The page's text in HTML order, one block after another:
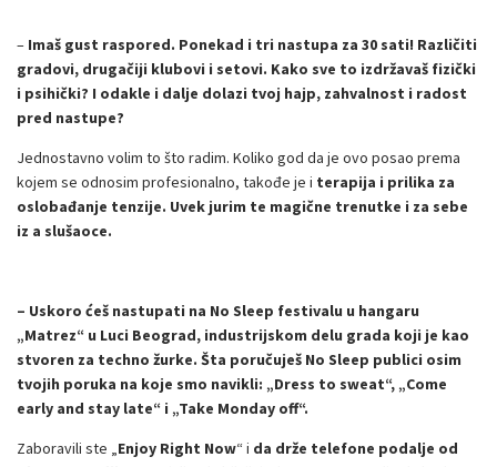
– Imaš gust raspored. Ponekad i tri nastupa za 30 sati! Različiti
gradovi, drugačiji klubovi i setovi. Kako sve to izdržavaš fizički
i psihički? I odakle i dalje dolazi tvoj hajp, zahvalnost i radost
pred nastupe?
Jednostavno volim to što radim. Koliko god da je ovo posao prema
kojem se odnosim profesionalno, takođe je i terapija i prilika za
oslobađanje tenzije. Uvek jurim te magične trenutke i za sebe
iz a slušaoce.
– Uskoro ćeš nastupati na No Sleep festivalu u hangaru
„Matrez“ u Luci Beograd, industrijskom delu grada koji je kao
stvoren za techno žurke. Šta poručuješ No Sleep publici osim
tvojih poruka na koje smo navikli: „Dress to sweat“, „Come
early and stay late“ i „Take Monday off“.
Zaboravili ste „ Enjoy Right Now“ i da drže telefone podalje od